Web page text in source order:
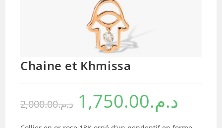
Chaine et Khmissa
د.م.2,000.00 د.م.1,750.00